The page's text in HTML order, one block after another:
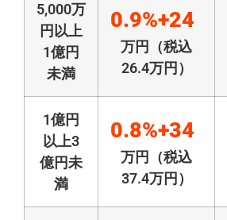
5,000万
円以上
1億円
未満
0.9%+24
万円（税込
26.4万円）
1億円
以上3
億円未
満
0.8%+34
万円（税込
37.4万円）